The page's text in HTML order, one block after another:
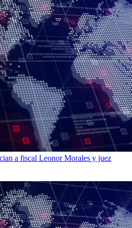
a fiscal Leonor Morales y juez